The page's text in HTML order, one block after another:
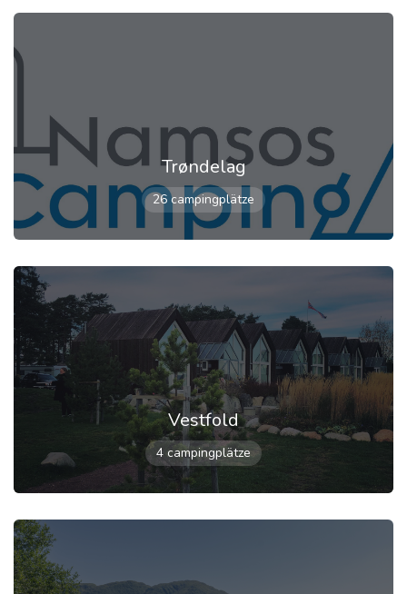
Trøndelag
26 campingplätze
Vestfold
4 campingplätze